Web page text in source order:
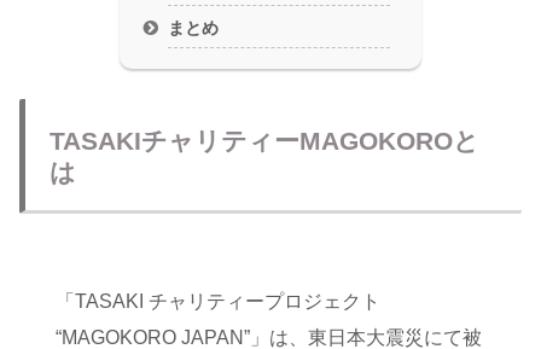
まとめ
TASAKIチャリティーMAGOKOROと
は
「TASAKI チャリティープロジェクト
“MAGOKORO JAPAN”」は、東日本大震災にて被